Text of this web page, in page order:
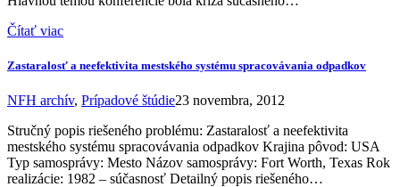
Čítať viac
Zastaralosť a neefektivita mestského systému spracovávania odpadkov
NFH archív, Prípadové štúdie23 novembra, 2012
Stručný popis riešeného problému: Zastaralosť a neefektivita
mestského systému spracovávania odpadkov Krajina pôvod: USA
Typ samosprávy: Mesto Názov samosprávy: Fort Worth, Texas Rok
realizácie: 1982 – súčasnosť Detailný popis riešeného…